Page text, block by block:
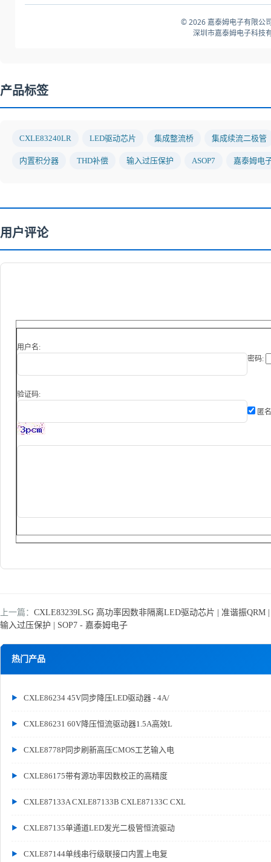
热门产品
CXLE86234 45V同步降压LED驱动器 - 4A/
CXLE86231 60V降压恒流驱动器1.5A高效L
CXLE8778P同步刷新高压CMOS工艺输入电
CXLE86175带有源功率因数校正的高精度
CXLE87133A CXLE87133B CXLE87133C CXL
CXLE87135单通道LED发光二极管恒流驱动
CXLE87144单线串行级联接口内置上电复
© 2026 嘉泰姆电子有限公
深圳市嘉泰姆电子科技
产品标签
CXLE83240LR LED驱动芯片 集成整流桥 集成续流二极管
内置积分器 THD补偿 输入过压保护 ASOP7 嘉泰姆电
用户评论
用户名:
密码:
验证码:
匿
上一篇： CXLE83239LSG 高功率因数非隔离LED驱动芯片 | 准谐振QRM
输入过压保护 | SOP7 - 嘉泰姆电子